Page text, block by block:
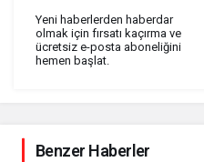
Yeni haberlerden haberdar
olmak için fırsatı kaçırma ve
ücretsiz e-posta aboneliğini
hemen başlat.
Benzer Haberler